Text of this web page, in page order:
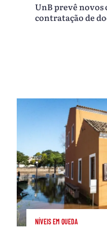
UnB prevê novos
contratação de
NÍVEIS EM QUEDA